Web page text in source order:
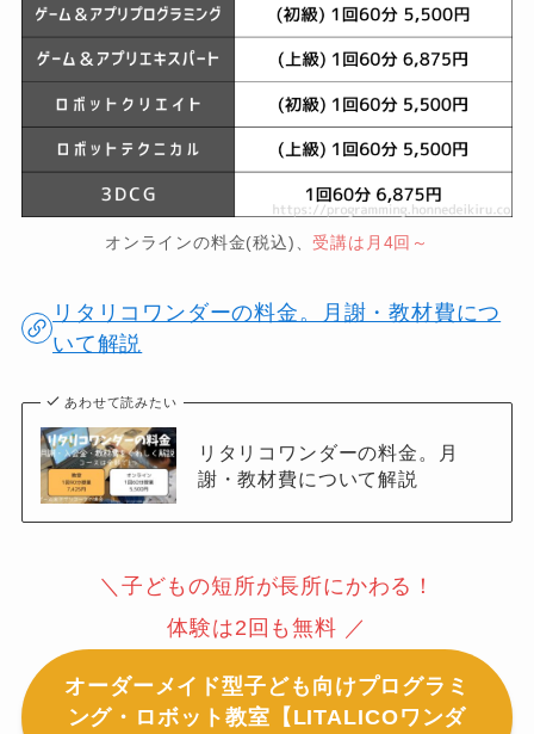
オンラインの料金(税込)、 受講は月4回～
リタリコワンダーの料金。月謝・教材費につ
いて解説
あわせて読みたい
リタリコワンダーの料金。月
謝・教材費について解説
＼子どもの短所が長所にかわる！
体験は2回も無料 ／
オーダーメイド型子ども向けプログラミ
ング・ロボット教室【LITALICOワンダ